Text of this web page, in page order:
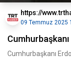
https://
09 Temmuz 2025
Cumhurbaşkanı